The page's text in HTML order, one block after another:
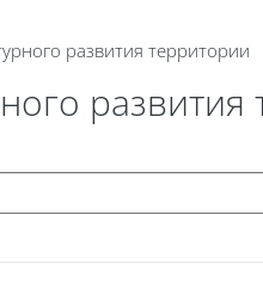
развития территории
развития